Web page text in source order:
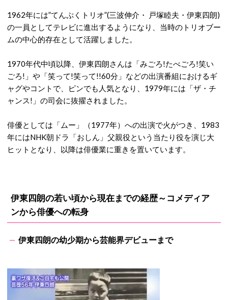
1962年には”てんぷくトリオ”(三波伸介・ 戸塚睦夫・伊東四朗)
の一員としてテレビに進出するようになり、当時のトリオブー
ムの中心的存在として活躍しました。
1970年代中頃以降、伊東四朗さんは「みごろ!たべごろ!笑い
ごろ!」や「笑って!笑って!!60分」などの出演番組におけるギ
ャグやコントで、ピンでも人気となり、1979年には「ザ・チ
ャンス!」の司会に抜擢されました。
俳優としては「ムー」（1977年）への出演で火がつき、1983
年にはNHK朝ドラ「おしん」父親役という当たり役を演じ大
ヒットとなり、以降は俳優業に重きを置いています。
伊東四朗の若い頃から現在までの経歴～コメディア
ンから俳優への転身
伊東四朗の幼少期から芸能界デビューまで